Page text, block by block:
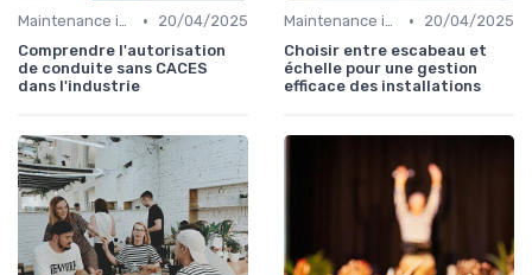
Maintenance infrastructures •
20/04/2025
Comprendre l'autorisation
de conduite sans CACES
dans l'industrie
Maintenance infrastructures •
20/04/2025
Choisir entre escabeau et
échelle pour une gestion
efficace des installations